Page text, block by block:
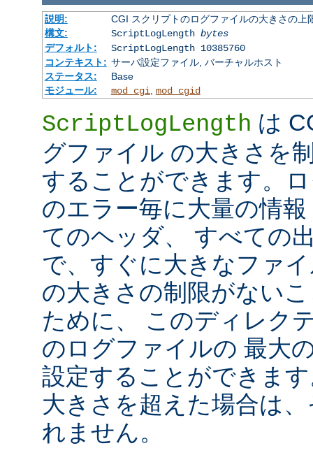
説明:
CGI スクリプトのログファイルの大きさの上
構文:
ScriptLogLength bytes
デフォルト:
ScriptLogLength 10385760
コンテキスト: サーバ設定ファイル, バーチャルホスト
ステータス:
Base
モジュール:
mod_cgi mod_cgid
ScriptLogLength は
グファイル の大きさを
することができます。
のエラー毎に大量の情
てのヘッダ、 すべての
で、すぐに大きなファ
の大きさの制限がない
ために、 このディレク
のログファイルの 最大
設定することができま
大きさを超えた場合は
れません。